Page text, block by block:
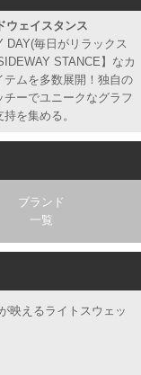
ウェイスタンス
毎日がリラックス
STANCE】なカ
ムを多数展開！独自の
ーでユニークなグラフ
を集める。
ブランド
一覧
映えるライトスウェッ